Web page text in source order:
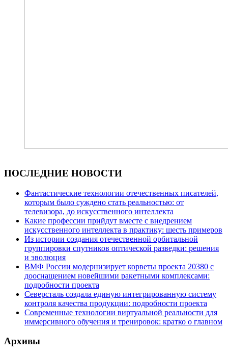
ПОСЛЕДНИЕ НОВОСТИ
Фантастические технологии отечественных писателей,
которым было суждено стать реальностью: от
телевизора, до искусственного интеллекта
Какие профессии прийдут вместе с внедрением
искусственного интеллекта в практику: шесть примеров
Из истории создания отечественной орбитальной
группировки спутников оптической разведки: решения
и эволюция
ВМФ России модернизирует корветы проекта 20380 с
дооснащением новейшими ракетными комплексами:
подробности проекта
Северсталь создала единую интегрированную систему
контроля качества продукции: подробности проекта
Современные технологии виртуальной реальности для
иммерсивного обучения и тренировок: кратко о главном
Архивы